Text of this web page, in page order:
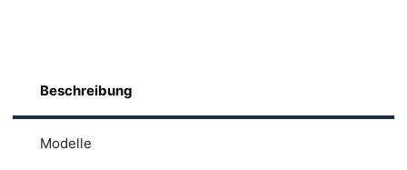
Beschreibung
Modelle